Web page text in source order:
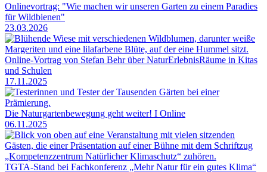
Onlinevortrag: "Wie machen wir unseren Garten zu einem Paradies
für Wildbienen"
23.03.2026
Online-Vortrag von Stefan Behr über NaturErlebnisRäume in Kitas
und Schulen
17.11.2025
Die Naturgartenbewegung geht weiter! I Online
06.11.2025
TGTA-Stand bei Fachkonferenz „Mehr Natur für ein gutes Klima“